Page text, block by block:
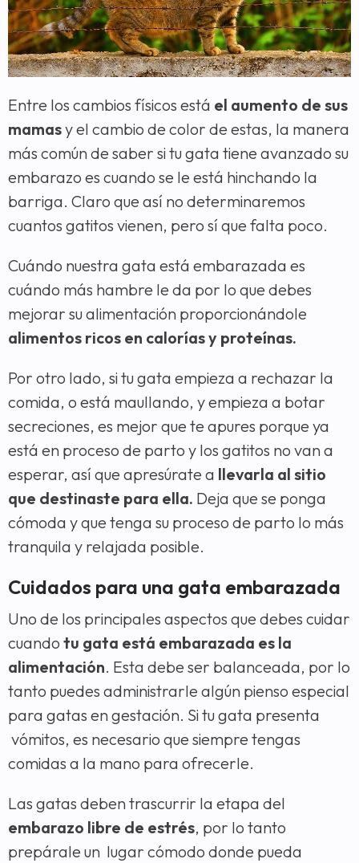
Entre los cambios físicos está el aumento de sus
mamasy el cambio de color de estas, la manera
más común de saber si tu gata tiene avanzado su
embarazo es cuando se le está hinchando la
barriga. Claro que así no determinaremos
cuantos gatitos vienen, pero sí que falta poco.
Cuándo nuestra gata está embarazada es
cuándo más hambre le da por lo que debes
mejorar su alimentación proporcionándole
alimentos ricos en calorías y proteínas.
Por otro lado, si tu gata empieza a rechazar la
comida, o está maullando, y empieza a botar
secreciones, es mejor que te apures porque ya
está en proceso de parto y los gatitos no van a
esperar, así que apresúrate a llevarla al sitio
que destinaste para ella. Deja que se ponga
cómoda y que tenga su proceso de parto lo más
tranquila y relajada posible.
Cuidados para una gata embarazada
Uno de los principales aspectos que debes cuidar
cuando tu gata está embarazada es la
alimentación. Esta debe ser balanceada, por lo
tanto puedes administrarle algún pienso especial
para gatas en gestación. Si tu gata presenta
vómitos, es necesario que siempre tengas
comidas a la mano para ofrecerle.
Las gatas deben trascurrir la etapa del
embarazo libre de estrés, por lo tanto
prepárale un lugar cómodo donde pueda